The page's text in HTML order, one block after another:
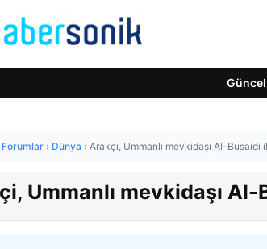
Forumlar › Dünya › Arakçi, Ummanlı mevkidaşı Al-Busaidi
Ummanlı mevkidaşı Al-